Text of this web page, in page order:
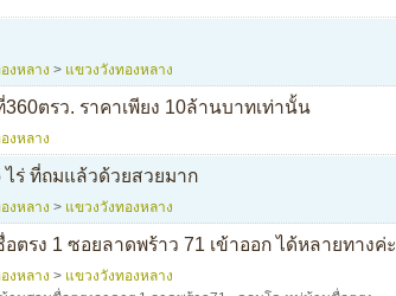
งหลาง > แขวงวังทองหลาง
ตรว. ราคาเพียง 10ล้านบาทเท่านั้น
งหลาง
ร่ ที่ถมแล้วด้วยสวยมาก
งหลาง > แขวงวังทองหลาง
รง 1 ซอยลาดพร้าว 71 เข้าออก ได้หลายทางค่ะ
งหลาง > แขวงวังทองหลาง